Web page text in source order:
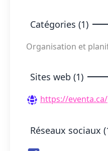
Catégories (1)
Organisation et
Sites web (1)
https://eventa.ca/
Réseaux sociaux